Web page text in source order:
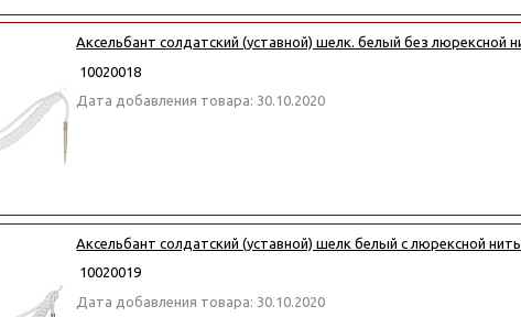
Аксельбант солдатский (уставной) шелк. белый без люрексной
10020018
Дата добавления товара: 30.10.2020
Аксельбант солдатский (уставной) шелк белый с люрексной
10020019
Дата добавления товара: 30.10.2020